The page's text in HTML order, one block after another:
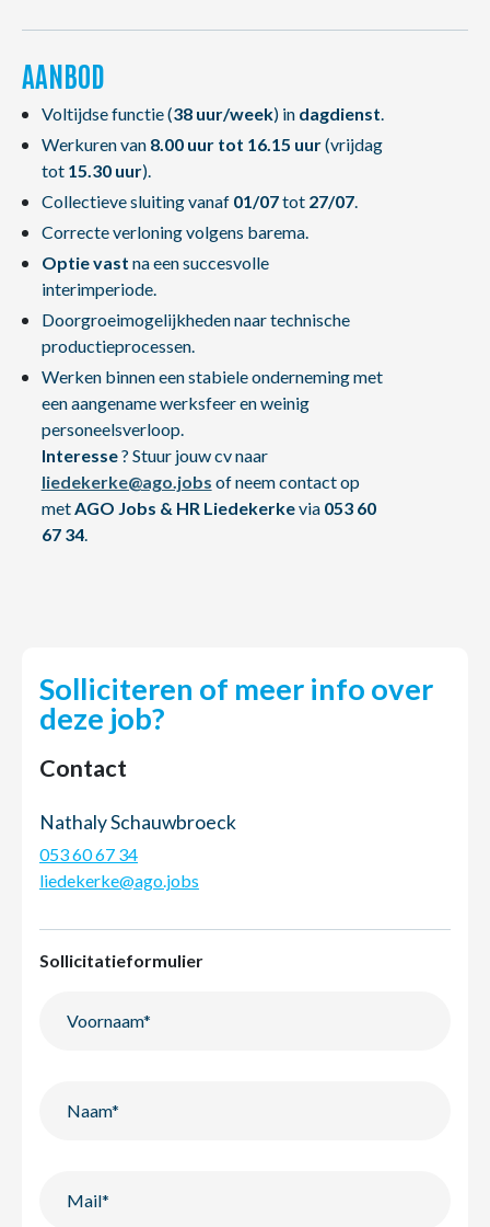
AANBOD
Voltijdse functie (38 uur/week) in dagdienst.
Werkuren van 8.00 uur tot 16.15 uur(vrijdag
tot 15.30 uur).
Collectieve sluiting vanaf 01/07tot 27/07.
Correcte verloning volgens barema.
Optie vast na een succesvolle
interimperiode.
Doorgroeimogelijkheden naar technische
productieprocessen.
Werken binnen een stabiele onderneming met
een aangename werksfeer en weinig
personeelsverloop.
Interesse? Stuur jouw cv naar
liedekerke@ago.jobs of neem contact op
metAGO Jobs & HR Liedekerkevia 053 60
67 34.
Solliciteren of meer info over
deze job?
Contact
Nathaly Schauwbroeck
053 60 67 34
liedekerke@ago.jobs
Sollicitatieformulier